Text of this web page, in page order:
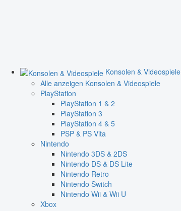
Konsolen & Videospiele
Alle anzeigen Konsolen & Videospiele
PlayStation
PlayStation 1 & 2
PlayStation 3
PlayStation 4 & 5
PSP & PS Vita
Nintendo
Nintendo 3DS & 2DS
Nintendo DS & DS Lite
Nintendo Retro
Nintendo Switch
Nintendo Wii & Wii U
Xbox